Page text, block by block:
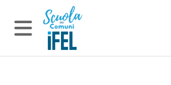
Vai al contenuto principale
Pannello laterale